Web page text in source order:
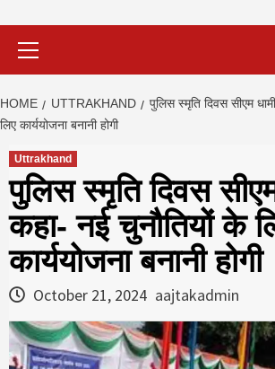
HOME UTTRAKHAND
पुलिस स्मृति दिवस सीएम
लिए कार्ययोजना बनानी होगी
Uttrakhand
पुलिस स्मृति दिवस
कहा- नई चुनौतियों के
कार्ययोजना बनानी होगी
October 21, 2024 aajtakadmin